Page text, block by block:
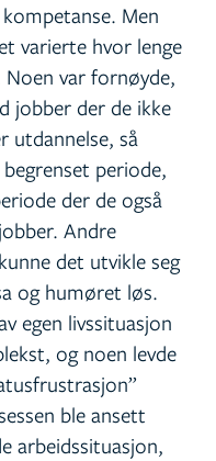
Men
varierte hvor lenge
var fornøyde,
jobber der de ikke
utdannelse, så
periode,
der de også
Andre
det utvikle seg
og humøret løs.
egen livssituasjon
og noen levde
ble ansett
arbeidssituasjon,